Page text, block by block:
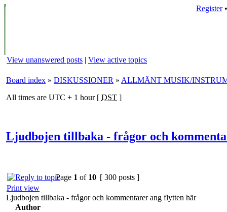
Register
View unanswered posts | View active topics
Board index » DISKUSSIONER » ALLMÄNT MUSIK/
All times are UTC + 1 hour [ DST ]
Ljudbojen tillbaka - frågor och
Page 1 of 10 [ 300 posts ]
Print view
Ljudbojen tillbaka - frågor och kommentarer ang flytten här
Author